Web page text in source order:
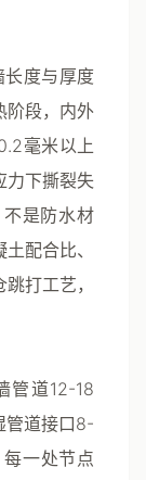
度与厚度
阶段，内外
毫米以上
力下撕裂失
是防水材
配合比、
打工艺，
管道12-18
管道接口8-
一处节点